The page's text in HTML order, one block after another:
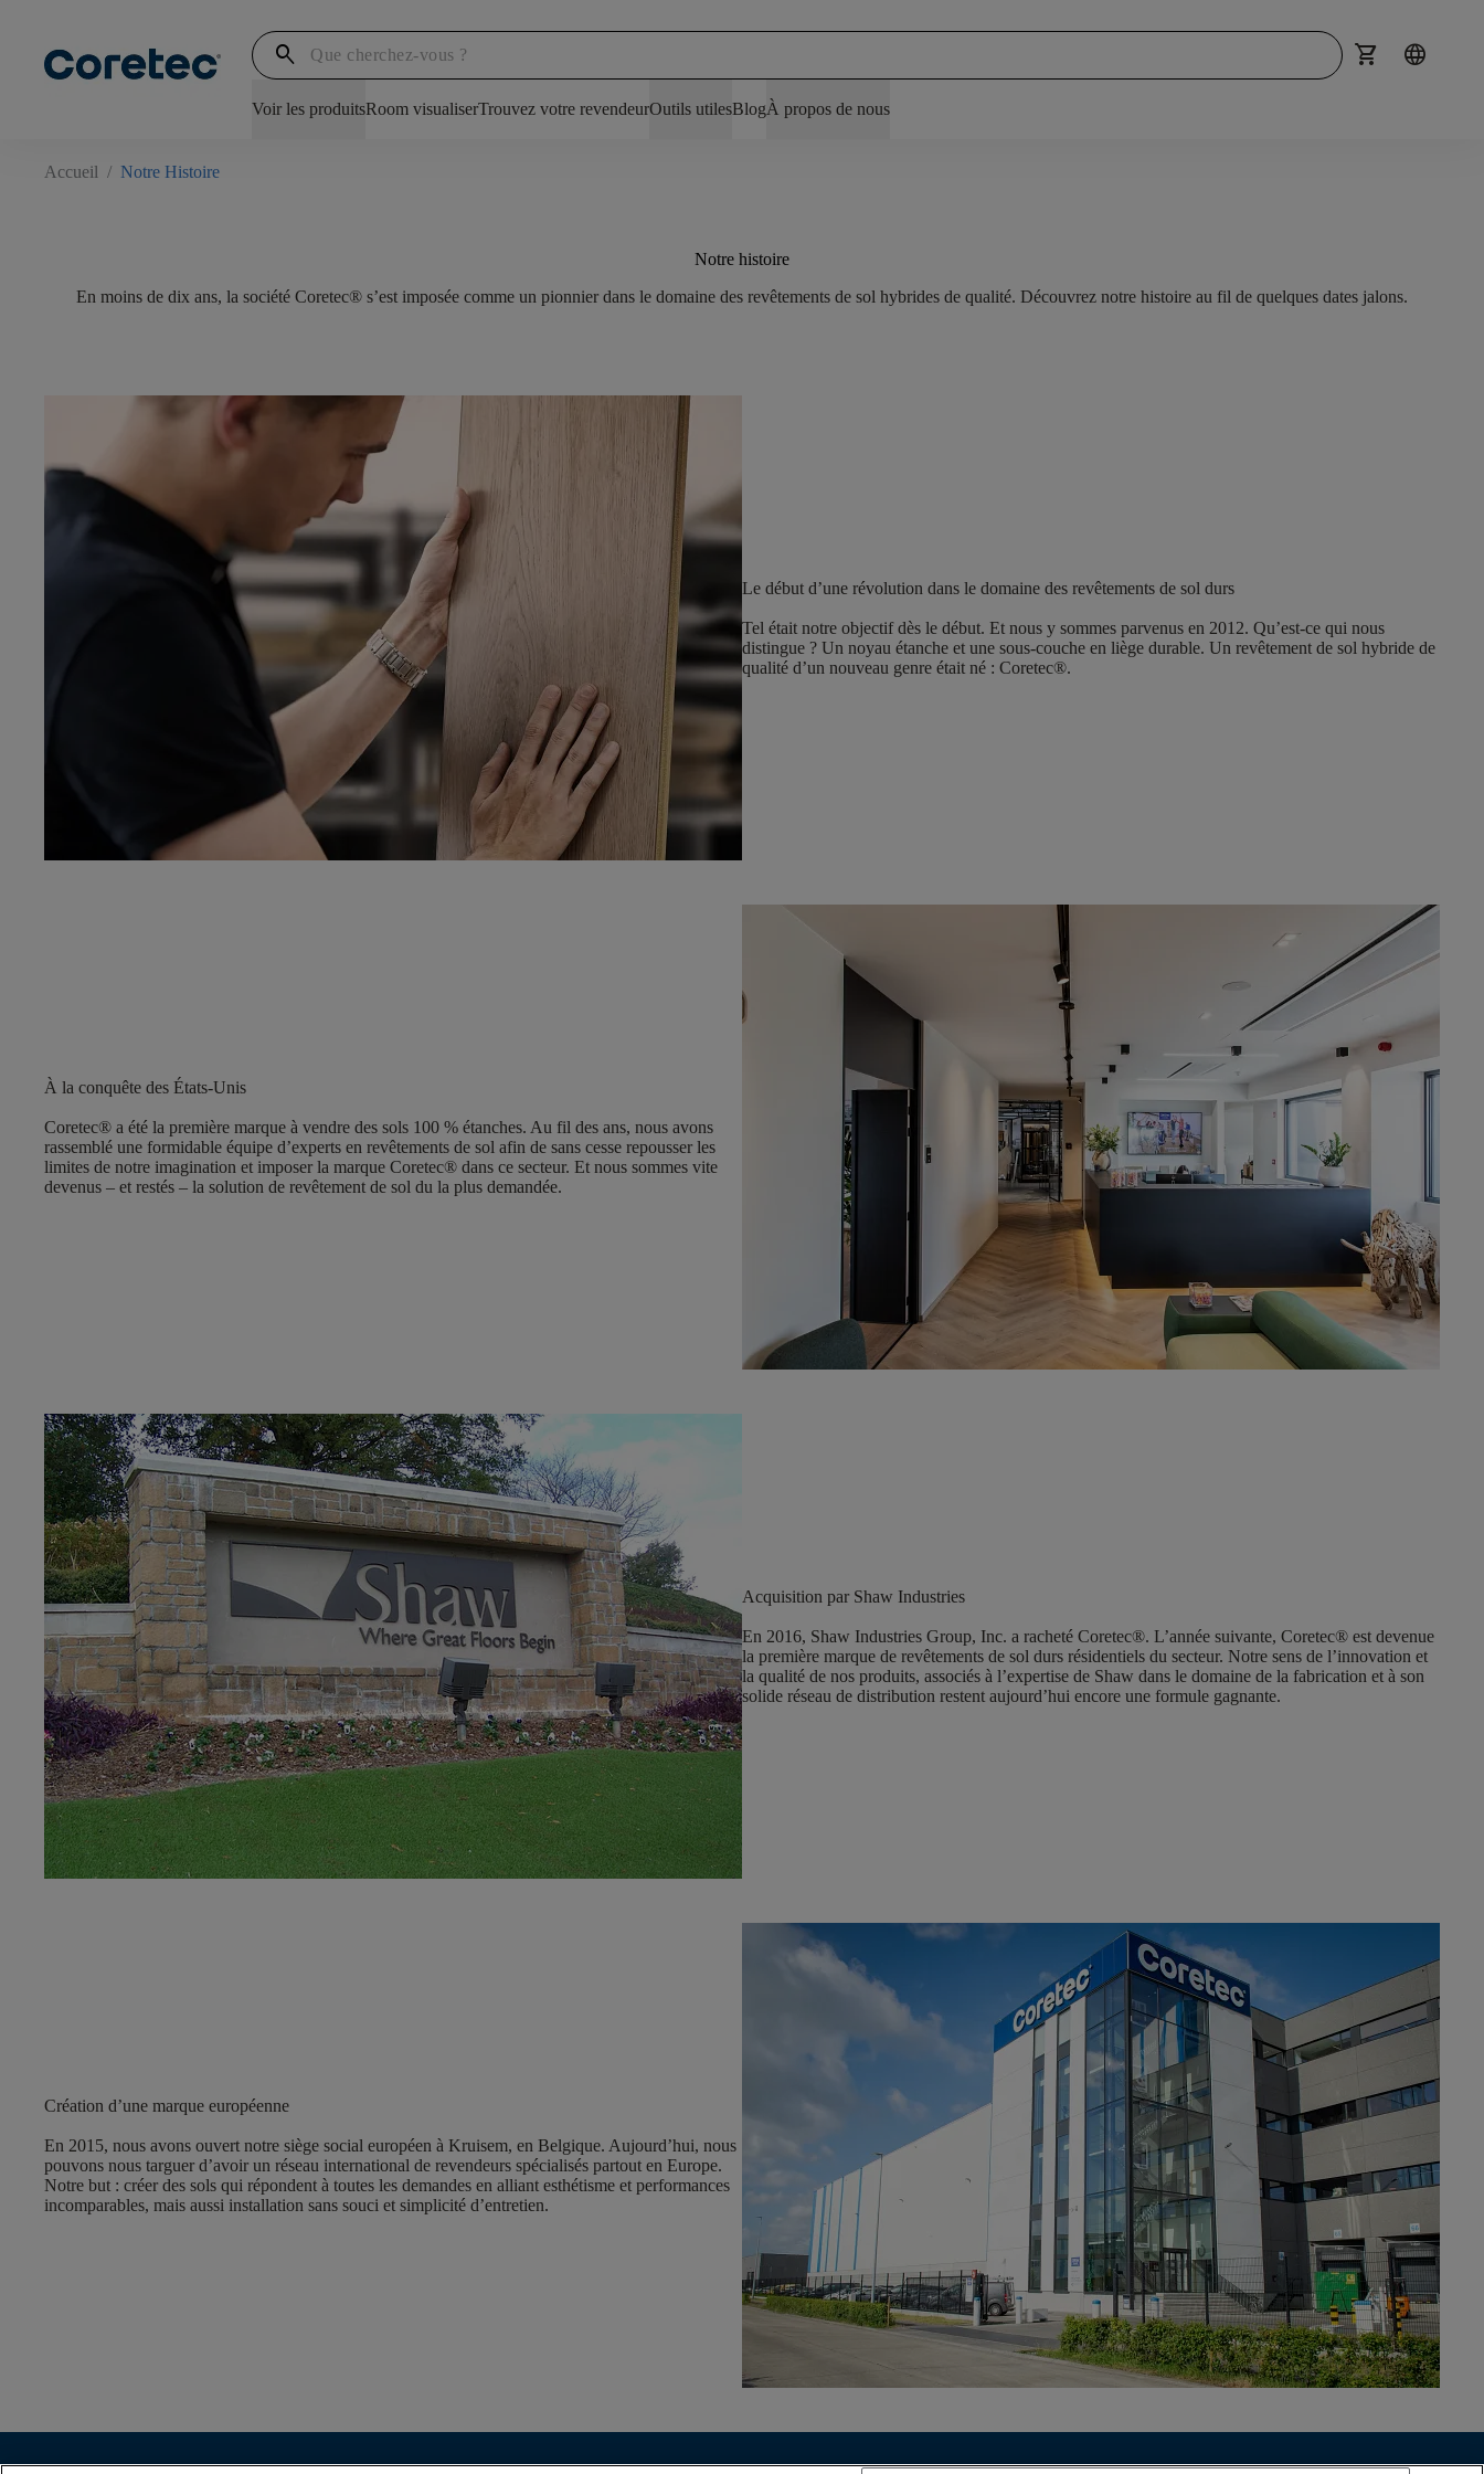
search shopping_cart language
Voir les produitsRoom visualiserTrouvez votre revendeurOutils utilesBlogÀ propos de nous
Accueil / Notre Histoire
Notre histoire
En moins de dix ans, la société Coretec® s’est imposée comme un pionnier dans le domaine des revêtements de sol hybrides de qualité. Découvrez notre histoire au fil de quelques dates jalons.
Le début d’une révolution dans le domaine des revêtements de sol durs
Tel était notre objectif dès le début. Et nous y sommes parvenus en 2012. Qu’est-ce qui nous
distingue ? Un noyau étanche et une sous-couche en liège durable. Un revêtement de sol hybride de
qualité d’un nouveau genre était né : Coretec®.
À la conquête des États-Unis
Coretec® a été la première marque à vendre des sols 100 % étanches. Au fil des ans, nous avons
rassemblé une formidable équipe d’experts en revêtements de sol afin de sans cesse repousser les
limites de notre imagination et imposer la marque Coretec® dans ce secteur. Et nous sommes vite
devenus – et restés – la solution de revêtement de sol du la plus demandée.
Acquisition par Shaw Industries
En 2016, Shaw Industries Group, Inc. a racheté Coretec®. L’année suivante, Coretec® est devenue
la première marque de revêtements de sol durs résidentiels du secteur. Notre sens de l’innovation et
la qualité de nos produits, associés à l’expertise de Shaw dans le domaine de la fabrication et à son
solide réseau de distribution restent aujourd’hui encore une formule gagnante.
Création d’une marque européenne
En 2015, nous avons ouvert notre siège social européen à Kruisem, en Belgique. Aujourd’hui, nous
pouvons nous targuer d’avoir un réseau international de revendeurs spécialisés partout en Europe.
Notre but : créer des sols qui répondent à toutes les demandes en alliant esthétisme et performances
incomparables, mais aussi installation sans souci et simplicité d’entretien.